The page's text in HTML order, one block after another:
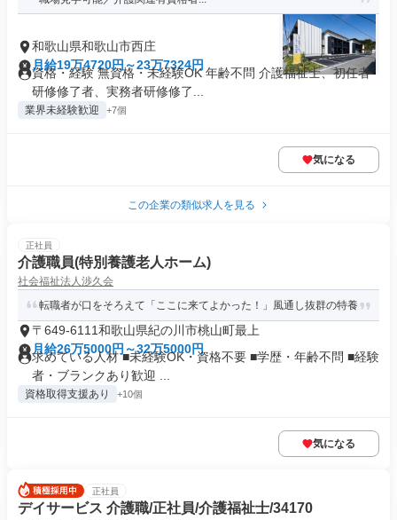
和歌山県和歌山市西庄
月給19万4720円～23万7324円
資格・経験 無資格・未経験OK 年齢不問 介護福祉士、初任者
研修修了者、実務者研修修了...
業界未経験歓迎 +7個
気になる
この企業の類似求人を見る
正社員
介護職員(特別養護老人ホーム)
社会福祉法人渉久会
転職者が口をそろえて「ここに来てよかった！」風通し抜群の特養
〒649-6111和歌山県紀の川市桃山町最上
月給26万5000円～32万5000円
求めている人材 ■未経験OK・資格不要 ■学歴・年齢不問 ■経験
者・ブランクあり歓迎 ...
資格取得支援あり +10個
気になる
正社員
デイサービス 介護職/正社員/介護福祉士/34170